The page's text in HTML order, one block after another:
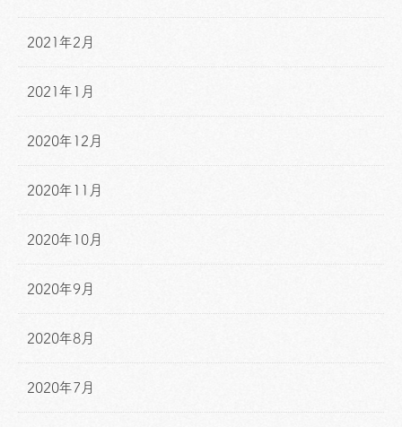
2021年2月
2021年1月
2020年12月
2020年11月
2020年10月
2020年9月
2020年8月
2020年7月